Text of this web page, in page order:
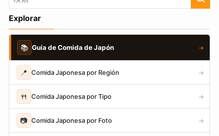
Explorar
📚 Guía de Comida de Japón →
📍 Comida Japonesa por Región →
🍴 Comida Japonesa por Tipo →
📷 Comida Japonesa por Foto →